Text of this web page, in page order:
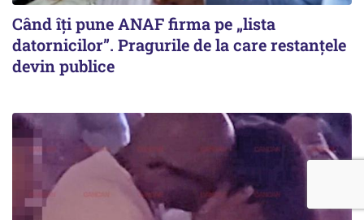
Când îți pune ANAF firma pe „lista
datornicilor”. Pragurile de la care restanțele
devin publice